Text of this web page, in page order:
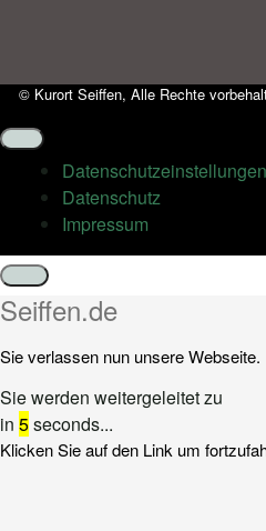
© Kurort Seiffen, Alle Rechte
Datenschutz­einstellungen
Datenschutz
Impressum
Schließen
Seiffen.de
Sie verlassen nun unsere Webseite.
Sie werden weitergeleitet zu
in 5seconds...
Klicken Sie auf den Link um